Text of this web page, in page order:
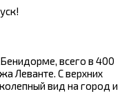
всего в 400
Леванте. С верхних
вид на город и